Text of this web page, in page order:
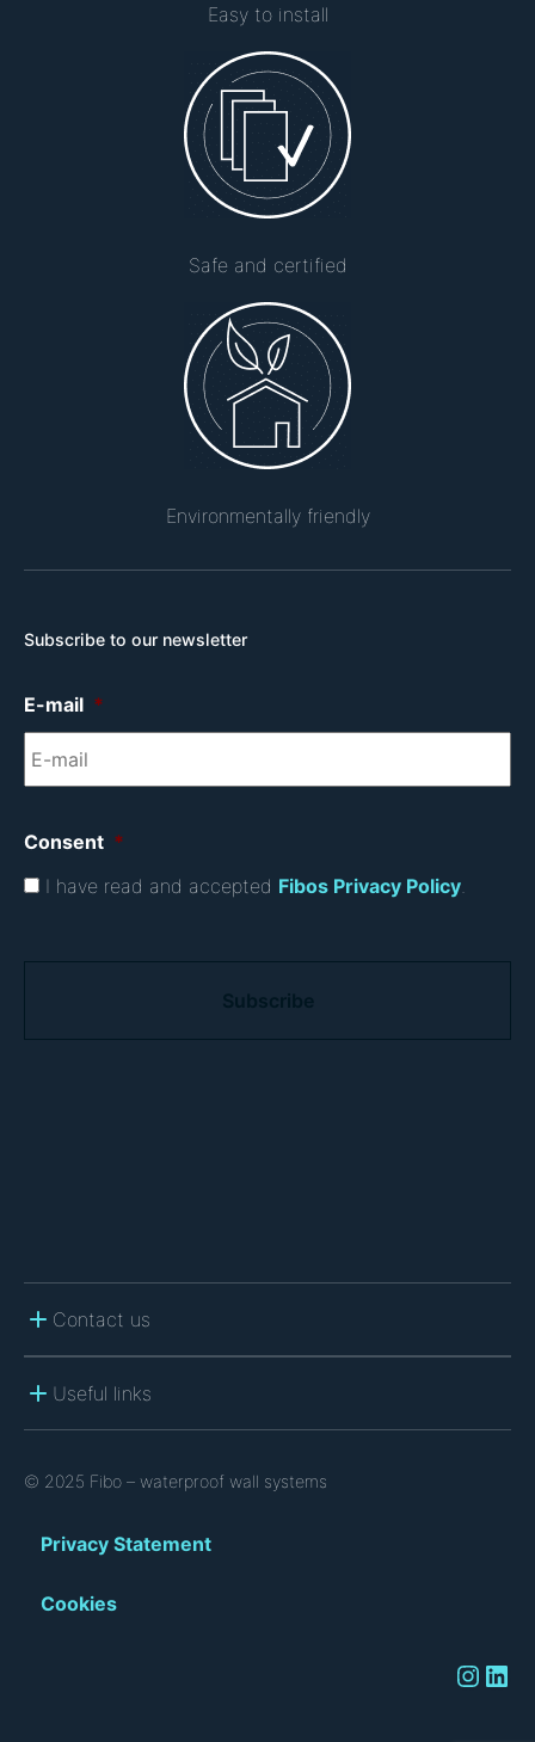
Easy to install
Safe and certified
Environmentally friendly
Subscribe to our newsletter
E-mail *
Consent *
I have read and accepted Fibos Privacy Policy
Contact us
Useful links
© 2025 Fibo – waterproof wall systems
Privacy Statement
Cookies
Instagram LinkedIn